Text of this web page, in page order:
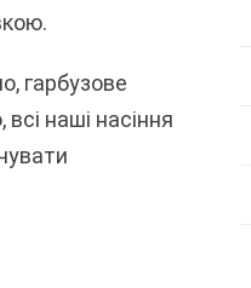
гарбузове
наші насіння